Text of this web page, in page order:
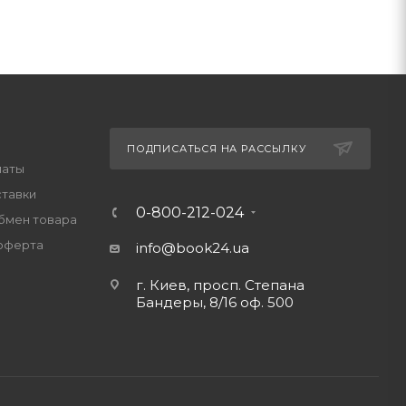
товара
ПОДПИСАТЬСЯ НА РАССЫЛКУ
0-800-212-024
info@book24.ua
г. Киев, просп. Степана
Бандеры, 8/16 оф. 500